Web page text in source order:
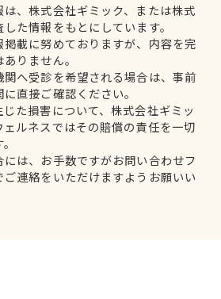
、株式会社ギミック、または株式
た情報をもとにしています。
載に努めておりますが、内容を完
りません。
へ受診を希望される場合は、事前
直接ご確認ください。
た損害について、株式会社ギミッ
ルネスではその賠償の責任を一切
は、お手数ですがお問い合わせフ
連絡をいただけますようお願いい